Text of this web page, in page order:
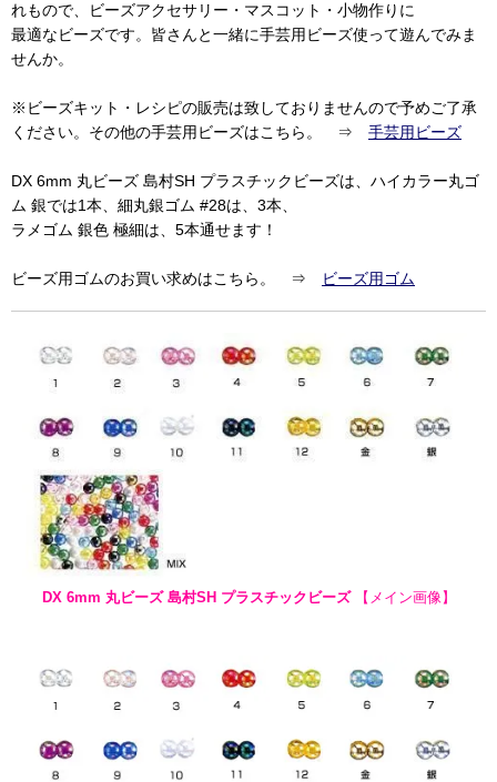
れもので、ビーズアクセサリー・マスコット・小物作りに
最適なビーズです。皆さんと一緒に手芸用ビーズ使って遊んでみま
せんか。
※ビーズキット・レシピの販売は致しておりませんので予めご了承
ください。その他の手芸用ビーズはこちら。 ⇒ 手芸用ビーズ
DX 6mm 丸ビーズ 島村SH プラスチックビーズは、ハイカラー丸ゴ
ム 銀では1本、細丸銀ゴム #28は、3本、
ラメゴム 銀色 極細は、5本通せます！
ビーズ用ゴムのお買い求めはこちら。 ⇒ ビーズ用ゴム
DX 6mm 丸ビーズ 島村SH プラスチックビーズ【メイン画像】